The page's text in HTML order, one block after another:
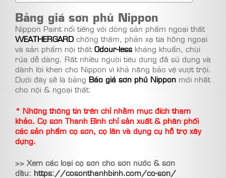
Bảng giá sơn phủ Nippon
Nippon Paint nổi tiếng với dòng sản phẩm ngoại thất
WEATHERGARD chống thấm, phản xạ tia hồng ngoại
và sản phẩm nội thất Odour-less kháng khuẩn, chùi
rửa dễ dàng. Rất nhiều người tiêu dùng đã sử dụng và
dành lời khen cho Nippon vì khả năng bảo vệ vượt trội.
Dưới đây sẽ là bảng Báo giá sơn phủ Nippon mới nhất
cho nội & ngoại thất:
* Những thông tin trên chỉ nhằm mục đích tham
khảo. Cọ sơn Thanh Bình chỉ sản xuất & phân phối
các sản phẩm cọ sơn, cọ lăn và dụng cụ hỗ trợ xây
dựng.
>> Xem các loại cọ sơn cho sơn nước & sơn
dầu: https://cosonthanhbinh.com/co-son/